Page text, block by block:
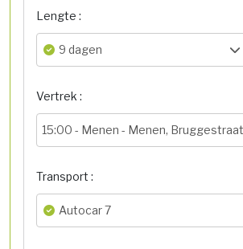
Lengte :
9 dagen
Vertrek :
15:00 - Menen - Menen, Bruggestraat
Transport :
Autocar 7